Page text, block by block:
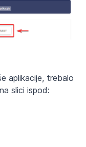
aplikacije, trebalo
slici ispod: